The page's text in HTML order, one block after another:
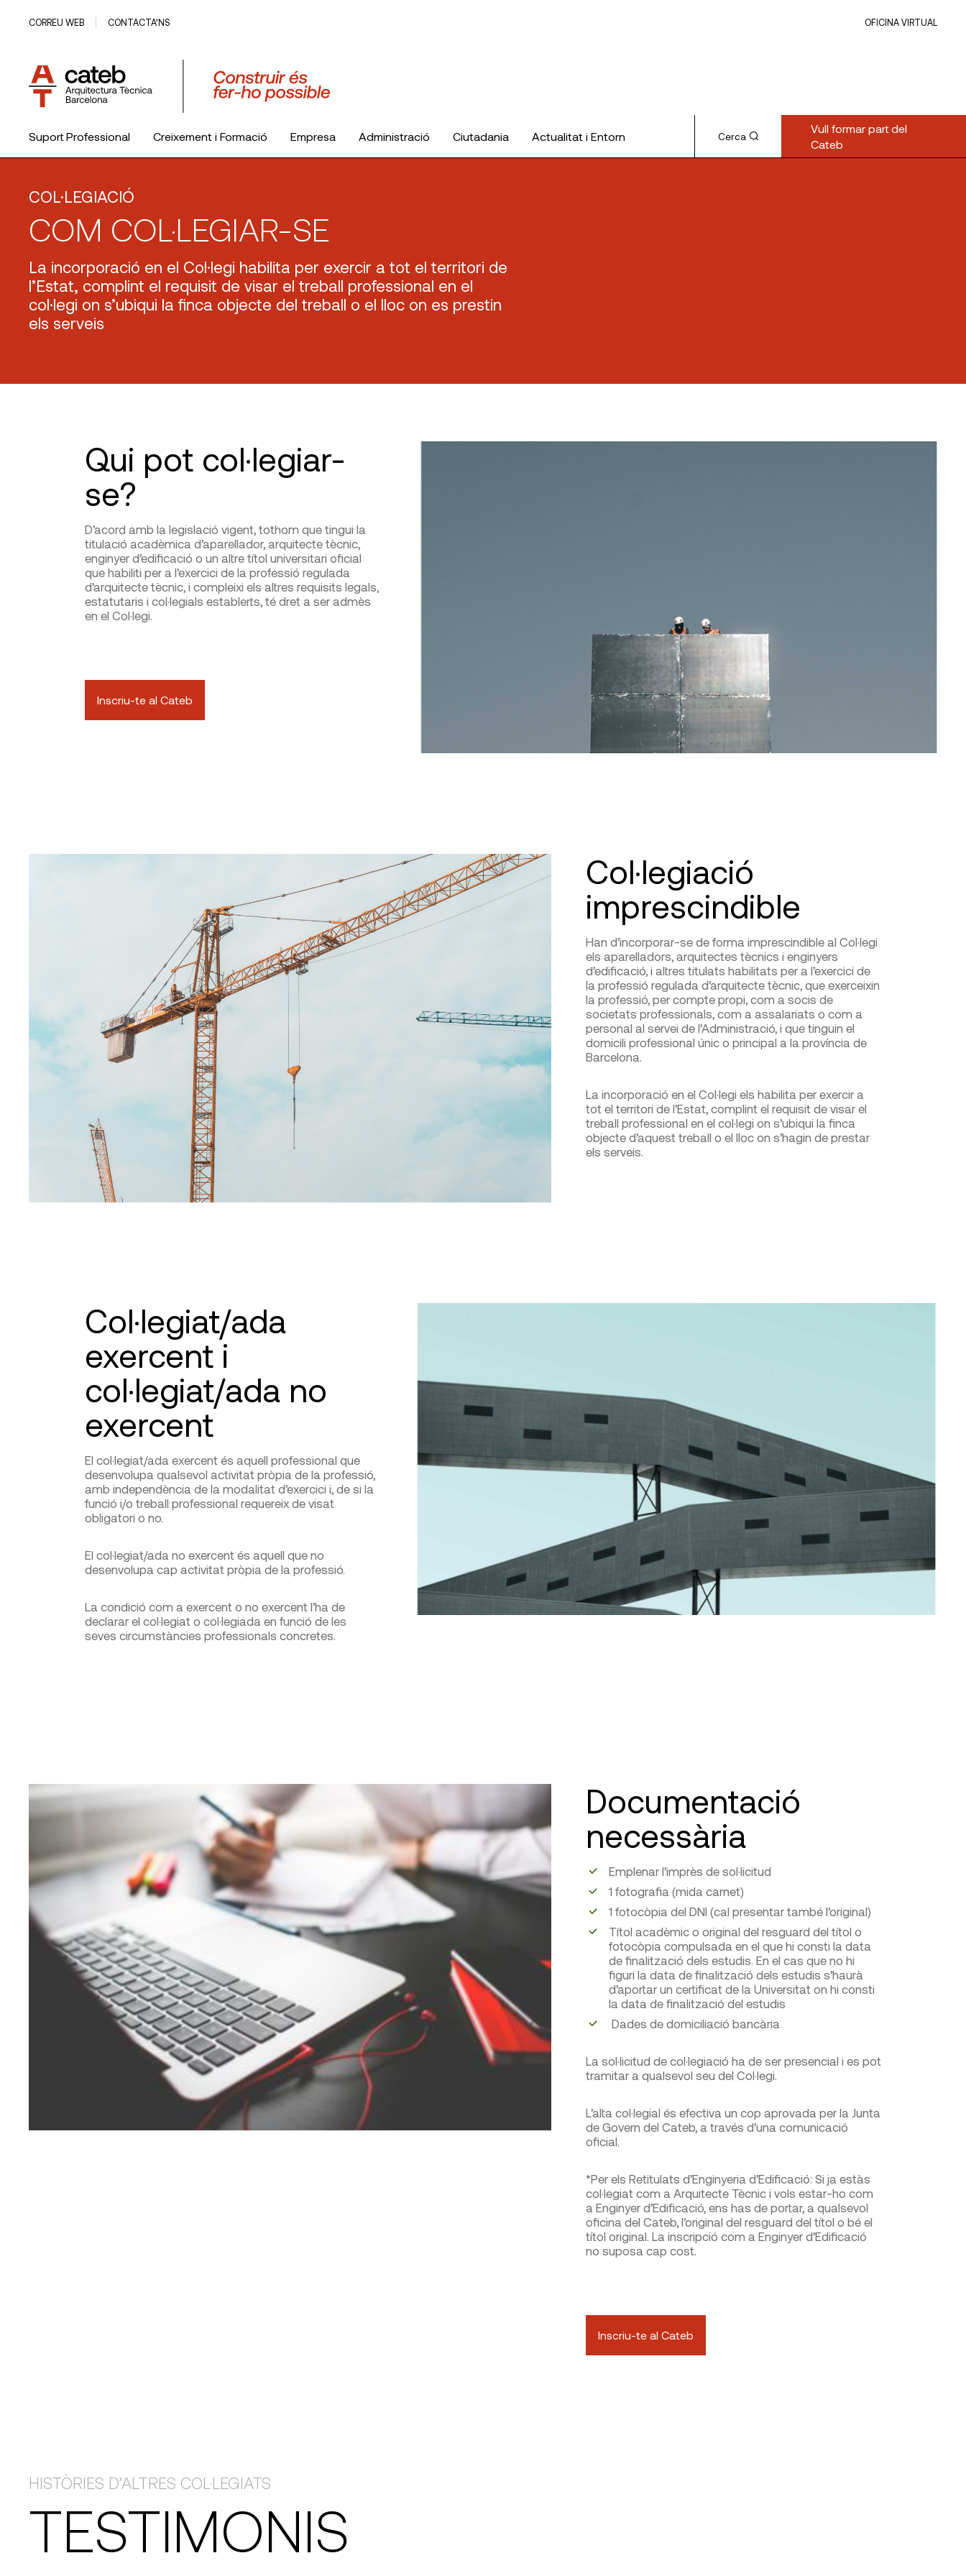
CORREU WEB CONTACTA’NS OFICINA VIRTUAL
Suport Professional Creixement i Formació Empresa Administració Ciutadania Actualitat i Entorn Cerca
Vull formar part del
Cateb
COL·LEGIACIÓ
COM COL·LEGIAR-SE
La incorporació en el Col·legi habilita per exercir a tot el territori de
l’Estat, complint el requisit de visar el treball professional en el
col·legi on s’ubiqui la finca objecte del treball o el lloc on es prestin
els serveis
Qui pot col·legiar-
se?
D’acord amb la legislació vigent, tothom que tingui la
titulació acadèmica d’aparellador, arquitecte tècnic,
enginyer d’edificació o un altre títol universitari oficial
que habiliti per a l’exercici de la professió regulada
d’arquitecte tècnic, i compleixi els altres requisits legals,
estatutaris i col·legials establerts, té dret a ser admès
en el Col·legi.
Inscriu-te al Cateb
Col·legiació
imprescindible
Han d’incorporar-se de forma imprescindible al Col·legi
els aparelladors, arquitectes tècnics i enginyers
d’edificació, i altres titulats habilitats per a l’exercici de
la professió regulada d’arquitecte tècnic, que exerceixin
la professió, per compte propi, com a socis de
societats professionals, com a assalariats o com a
personal al servei de l’Administració, i que tinguin el
domicili professional únic o principal a la província de
Barcelona.
La incorporació en el Col·legi els habilita per exercir a
tot el territori de l’Estat, complint el requisit de visar el
treball professional en el col·legi on s’ubiqui la finca
objecte d’aquest treball o el lloc on s’hagin de prestar
els serveis.
Col·legiat/ada
exercent i
col·legiat/ada no
exercent
El col·legiat/ada exercent és aquell professional que
desenvolupa qualsevol activitat pròpia de la professió,
amb independència de la modalitat d’exercici i, de si la
funció i/o treball professional requereix de visat
obligatori o no.
El col·legiat/ada no exercent és aquell que no
desenvolupa cap activitat pròpia de la professió.
La condició com a exercent o no exercent l’ha de
declarar el col·legiat o col·legiada en funció de les
seves circumstàncies professionals concretes.
Documentació
necessària
Emplenar l’imprès de sol·licitud
1 fotografia (mida carnet)
1 fotocòpia del DNI (cal presentar també l’original)
Títol acadèmic o original del resguard del títol o
fotocòpia compulsada en el que hi consti la data
de finalització dels estudis. En el cas que no hi
figuri la data de finalització dels estudis s’haurà
d’aportar un certificat de la Universitat on hi consti
la data de finalització del estudis
Dades de domiciliació bancària
La sol·licitud de col·legiació ha de ser presencial i es pot
tramitar a qualsevol seu del Col·legi.
L’alta col·legial és efectiva un cop aprovada per la Junta
de Govern del Cateb, a través d’una comunicació
oficial.
*Per els Retitulats d’Enginyeria d’Edificació: Si ja estàs
col·legiat com a Arquitecte Tècnic i vols estar-ho com
a Enginyer d’Edificació, ens has de portar, a qualsevol
oficina del Cateb, l’original del resguard del títol o bé el
títol original. La inscripció com a Enginyer d’Edificació
no suposa cap cost.
Inscriu-te al Cateb
HISTÒRIES D’ALTRES COL·LEGIATS
TESTIMONIS